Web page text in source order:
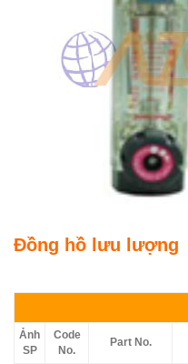
Đồng hồ lưu lượng
Ảnh
SP
Code
No.
Part No.